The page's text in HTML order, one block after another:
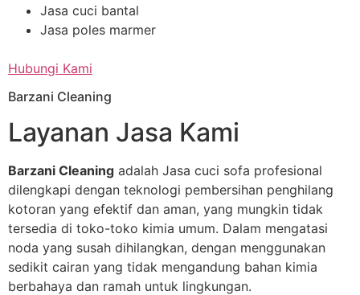
Jasa cuci bantal
Jasa poles marmer
Hubungi Kami
Barzani Cleaning
Layanan Jasa Kami
Barzani Cleaning adalah Jasa cuci sofa profesional
dilengkapi dengan teknologi pembersihan penghilang
kotoran yang efektif dan aman, yang mungkin tidak
tersedia di toko-toko kimia umum. Dalam mengatasi
noda yang susah dihilangkan, dengan menggunakan
sedikit cairan yang tidak mengandung bahan kimia
berbahaya dan ramah untuk lingkungan.